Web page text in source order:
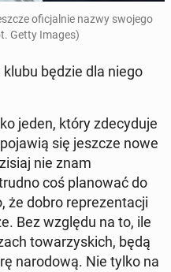
ofic­jal­nie nazwy swojego
Getty Images)
będzie dla niego
jeden, który zde­cy­du­je
się jeszcze nowe
nie znam
coś planować do
że dobro reprezen­tacji
Bez względu na to, ile
to­warzys­kich, będą
nar­o­dową. Nie tylko na